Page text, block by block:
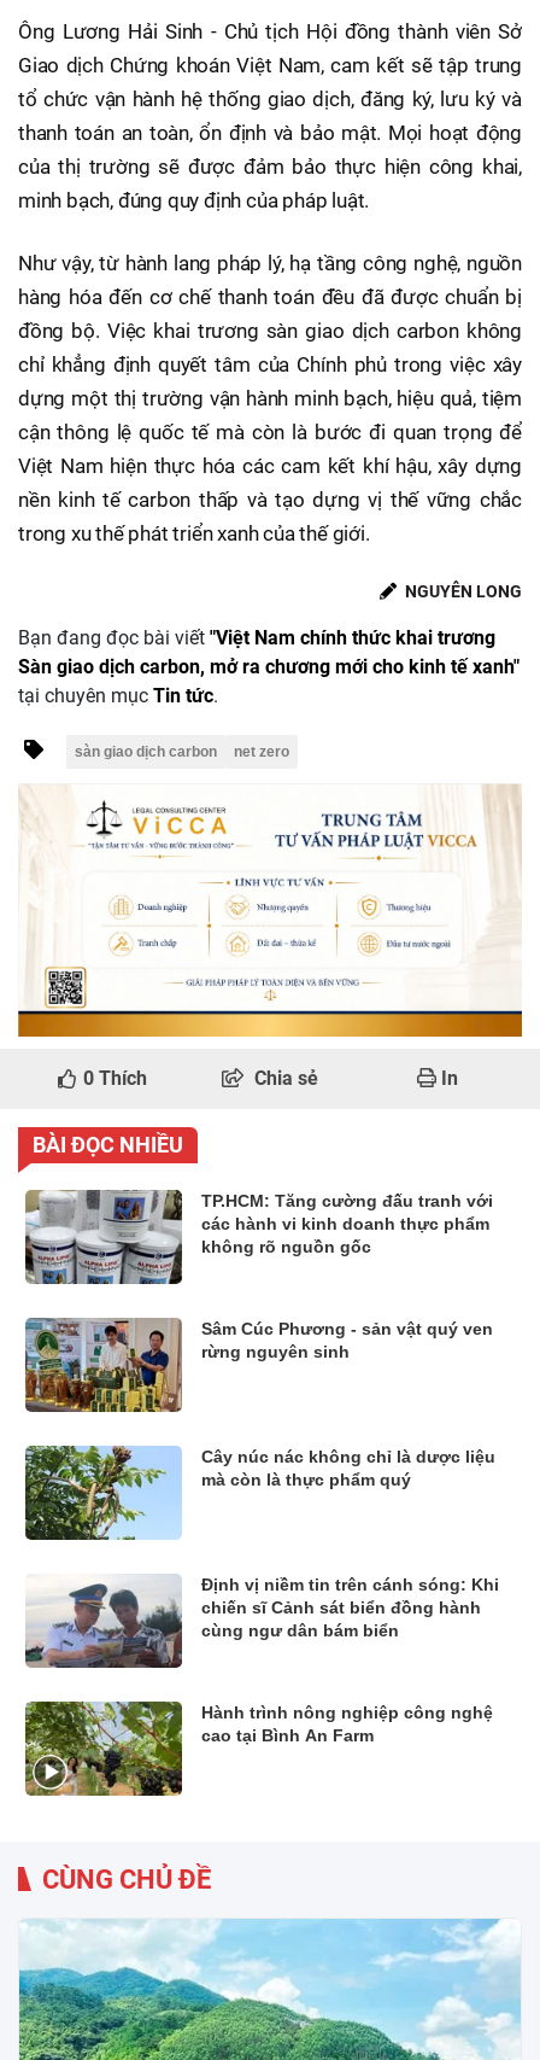
Ông Lương Hải Sinh - Chủ tịch Hội đồng thành viên Sở
Giao dịch Chứng khoán Việt Nam, cam kết sẽ tập trung
tổ chức vận hành hệ thống giao dịch, đăng ký, lưu ký và
thanh toán an toàn, ổn định và bảo mật. Mọi hoạt động
của thị trường sẽ được đảm bảo thực hiện công khai,
minh bạch, đúng quy định của pháp luật.
Như vậy, từ hành lang pháp lý, hạ tầng công nghệ, nguồn
hàng hóa đến cơ chế thanh toán đều đã được chuẩn bị
đồng bộ. Việc khai trương sàn giao dịch carbon không
chỉ khẳng định quyết tâm của Chính phủ trong việc xây
dựng một thị trường vận hành minh bạch, hiệu quả, tiệm
cận thông lệ quốc tế mà còn là bước đi quan trọng để
Việt Nam hiện thực hóa các cam kết khí hậu, xây dựng
nền kinh tế carbon thấp và tạo dựng vị thế vững chắc
trong xu thế phát triển xanh của thế giới.
NGUYỄN LONG
Bạn đang đọc bài viết "Việt Nam chính thức khai trương
Sàn giao dịch carbon, mở ra chương mới cho kinh tế xanh"
tại chuyên mục Tin tức.
sàn giao dịch carbon net zero
0 Thích Chia sẻ In
BÀI ĐỌC NHIỀU
TP.HCM: Tăng cường đấu tranh với
các hành vi kinh doanh thực phẩm
không rõ nguồn gốc
Sâm Cúc Phương - sản vật quý ven
rừng nguyên sinh
Cây núc nác không chỉ là dược liệu
mà còn là thực phẩm quý
Định vị niềm tin trên cánh sóng: Khi
chiến sĩ Cảnh sát biển đồng hành
cùng ngư dân bám biển
Hành trình nông nghiệp công nghệ
cao tại Bình An Farm
CÙNG CHỦ ĐỀ